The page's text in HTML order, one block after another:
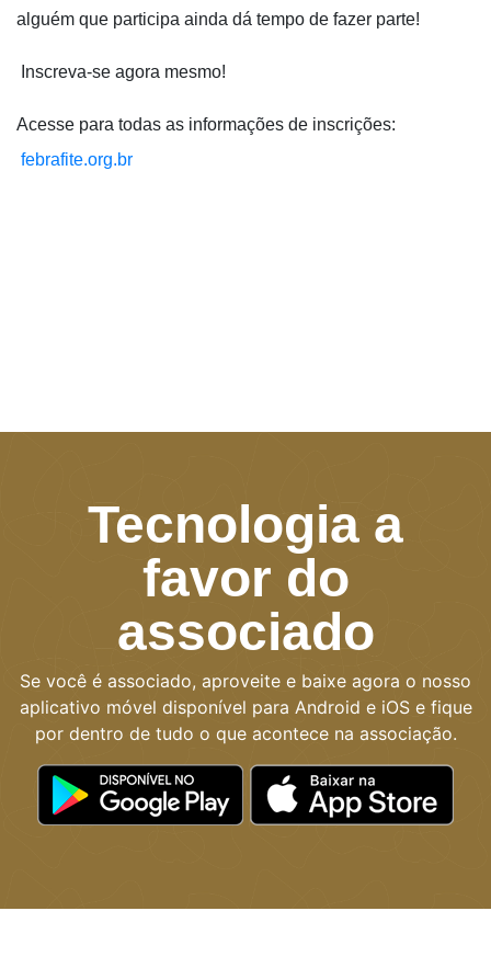
alguém que participa ainda dá tempo de fazer parte!
Inscreva-se agora mesmo!
Acesse para todas as informações de inscrições:
febrafite.org.br
Tecnologia a
favor do
associado
Se você é associado, aproveite e baixe agora o nosso
aplicativo móvel disponível para Android e iOS e fique
por dentro de tudo o que acontece na associação.